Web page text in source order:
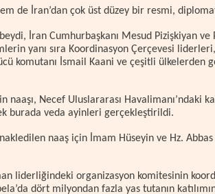
de İran’dan çok üst düzey bir resmi,
İran Cumhurbaşkanı Mesud Pizişkiyan
yanı sıra Koordinasyon Çerçevesi
komutanı İsmail Kaani ve çeşitli ülkelerden
naaşı, Necef Uluslararası Havalimanı’ndaki
burada veda ayinleri gerçekleştirildi.
nakledilen naaş için İmam Hüseyin ve Hz.
liderliğindeki organizasyon komitesinin
dört milyondan fazla yas tutanın